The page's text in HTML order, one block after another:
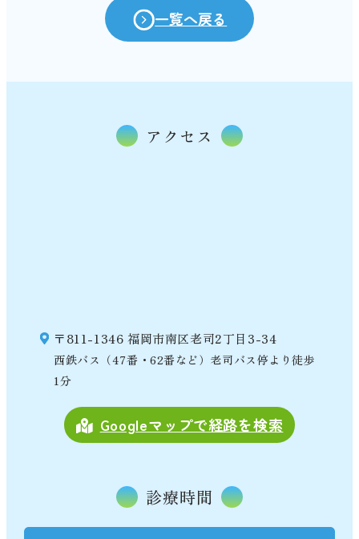
一覧へ戻る
アクセス
〒811-1346 福岡市南区老司2丁目3-34
西鉄バス（47番・62番など）老司バス停より徒歩
1分
Googleマップで経路を検索
診療時間